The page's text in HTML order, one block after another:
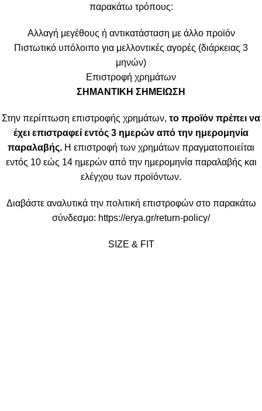
παρακάτω τρόπους:
Αλλαγή μεγέθους ή αντικατάσταση με άλλο προϊόν
Πιστωτικό υπόλοιπο για μελλοντικές αγορές (διάρκειας 3
μηνών)
Επιστροφή χρημάτων
ΣΗΜΑΝΤΙΚΗ ΣΗΜΕΙΩΣΗ
Στην περίπτωση επιστροφής χρημάτων, το προϊόν πρέπει να
έχει επιστραφεί εντός 3 ημερών από την ημερομηνία
παραλαβής. Η επιστροφή των χρημάτων πραγματοποιείται
εντός 10 εώς 14 ημερών από την ημερομηνία παραλαβής και
ελέγχου των προϊόντων.
Διαβάστε αναλυτικά την πολιτική επιστροφών στο παρακάτω
σύνδεσμο: https://erya.gr/return-policy/
SIZE & FIT